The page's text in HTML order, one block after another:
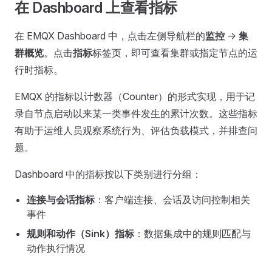
在 Dashboard 上查看指标
在 EMQX Dashboard 中，点击左侧导航栏的监控 -> 集
群概览。点击指标标签页，即可查看集群或指定节点的运
行时指标。
EMQX 的指标以计数器（Counter）的形式实现，用于记
录自节点启动以来某一类事件发生的累计次数。这些指标
有助于运维人员观察系统行为、评估负载模式，并排查问
题。
Dashboard 中的指标按以下类别进行分组：
连接与会话指标 ：客户端连接、会话及访问控制相关
事件
规则和动作（Sink）指标 ：数据集成中的规则匹配与
动作执行情况